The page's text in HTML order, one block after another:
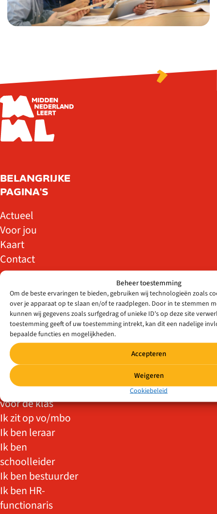
Beheer toestemming
Om de beste ervaringen te bieden, gebruiken wij technologieën zoals
over je apparaat op te slaan en/of te raadplegen. Door in te stemmen
kunnen wij gegevens zoals surfgedrag of unieke ID's op deze site
toestemming geeft of uw toestemming intrekt, kan dit een nadelige
bepaalde functies en mogelijkheden.
Accepteren
Weigeren
Cookiebeleid
BELANGRIJKE
PAGINA'S
Actueel
Voor jou
Kaart
Contact
DOELGROEPEN
Ik ben zij-
instromer
Ik ben
statushouder
Ik wil meer/weer
voor de klas
Ik zit op vo/mbo
Ik ben leraar
Ik ben
schoolleider
Ik ben bestuurder
Ik ben HR-
functionaris